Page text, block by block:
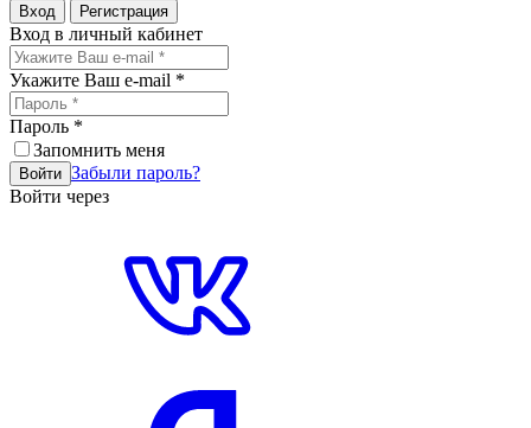
Вход Регистрация
Вход в личный кабинет
Укажите Ваш e-mail *
Пароль *
Запомнить меня
Войти Забыли пароль?
Войти через